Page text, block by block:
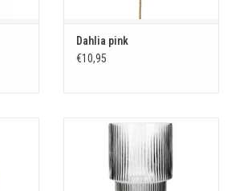
Dahlia pink
€10,95